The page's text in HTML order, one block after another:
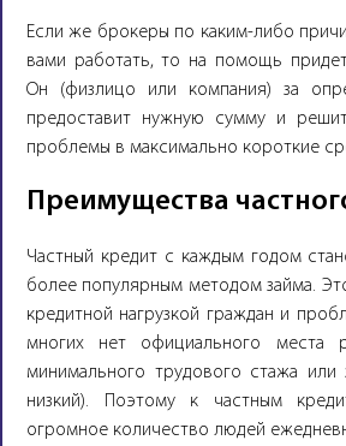
Если же брокеры по каким-либо
вами работать, то на помощь
Он (физлицо или компания) за
предоставит нужную сумму и
проблемы в максимально короткие
Преимущества
Частный кредит с каждым годом
более популярным методом займа.
кредитной нагрузкой граждан и
многих нет официального места
минимального трудового стажа или
низкий). Поэтому к частным
огромное количество людей